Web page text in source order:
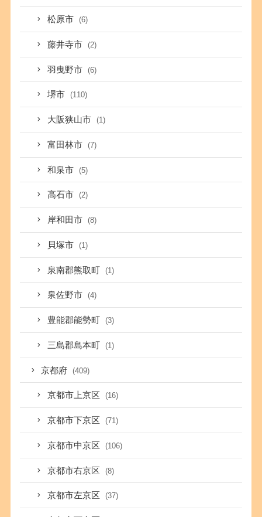
松原市 (6)
藤井寺市 (2)
羽曳野市 (6)
堺市 (110)
大阪狭山市 (1)
富田林市 (7)
和泉市 (5)
高石市 (2)
岸和田市 (8)
貝塚市 (1)
泉南郡熊取町 (1)
泉佐野市 (4)
豊能郡能勢町 (3)
三島郡島本町 (1)
京都府 (409)
京都市上京区 (16)
京都市下京区 (71)
京都市中京区 (106)
京都市右京区 (8)
京都市左京区 (37)